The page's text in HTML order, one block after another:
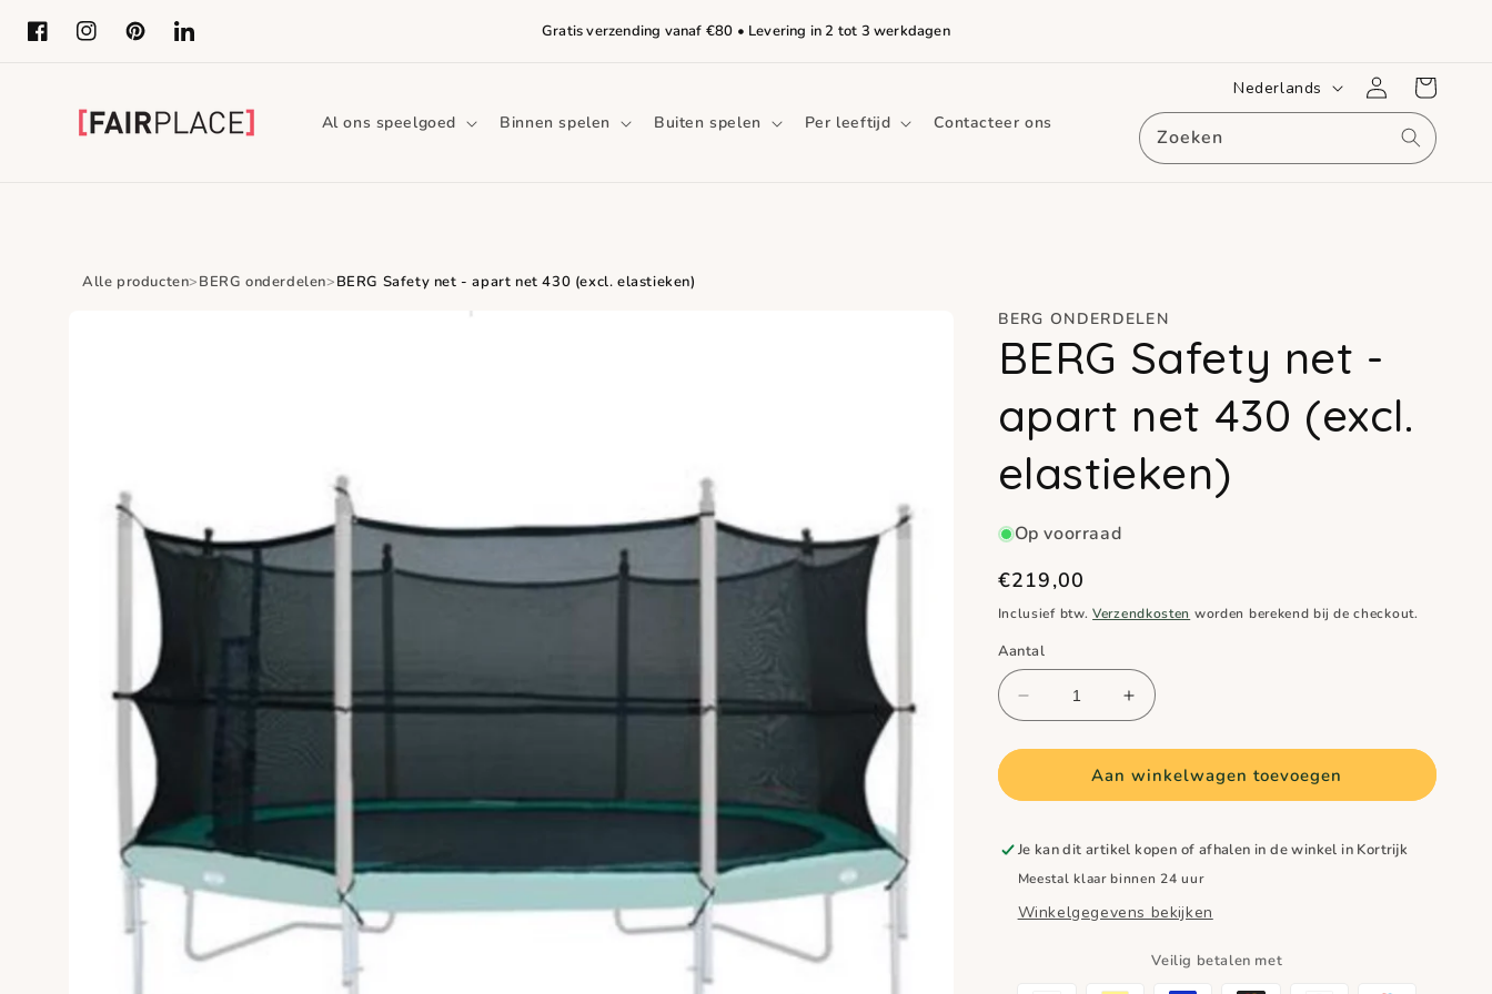
contentFacebookInstagramPinterestLinkedIn
Gratis verzending vanaf €80 • Levering in 2 tot 3 werkdagen
Al ons speelgoed Binnen spelen Buiten spelen Per leeftijd Contacteer ons
T
a
a
Nederlands
Zoeken
InloggenWinkelwagen
Alle producten BERG onderdelen BERG Safety net - apart net 430 (excl. elastieken)
BERG ONDERDELEN
BERG Safety net -
apart net 430 (excl.
elastieken)
Op voorraad
Normale
prijs
€219,00
Inclusief btw.Verzendkosten worden berekend bij de checkout.
Aantal
Aantal
verlagen
voor
Safety
-
apart
430
Aantal
verhogen
voor
BERG
Safety
-
apart
430
elastieken)
Aan winkelwagen toevoegen
Je kan dit artikel kopen of afhalen in de winkel in Kortrijk
Meestal klaar binnen 24 uur
Winkelgegevens bekijken
Veilig betalen met